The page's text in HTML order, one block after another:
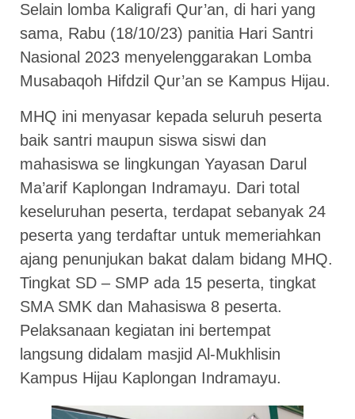
Selain lomba Kaligrafi Qur’an, di hari yang
sama, Rabu (18/10/23) panitia Hari Santri
Nasional 2023 menyelenggarakan Lomba
Musabaqoh Hifdzil Qur’an se Kampus Hijau.
MHQ ini menyasar kepada seluruh peserta
baik santri maupun siswa siswi dan
mahasiswa se lingkungan Yayasan Darul
Ma’arif Kaplongan Indramayu. Dari total
keseluruhan peserta, terdapat sebanyak 24
peserta yang terdaftar untuk memeriahkan
ajang penunjukan bakat dalam bidang MHQ.
Tingkat SD – SMP ada 15 peserta, tingkat
SMA SMK dan Mahasiswa 8 peserta.
Pelaksanaan kegiatan ini bertempat
langsung didalam masjid Al-Mukhlisin
Kampus Hijau Kaplongan Indramayu.